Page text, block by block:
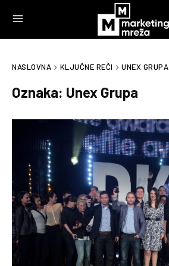
NASLOVNA KLJUČNE REČI UNEX GRUPA
Oznaka: Unex Grupa